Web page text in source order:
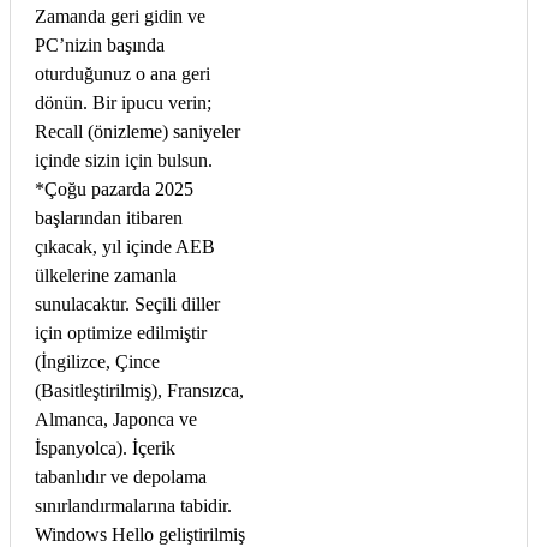
Zamanda geri gidin ve
PC’nizin başında
oturduğunuz o ana geri
dönün. Bir ipucu verin;
Recall (önizleme) saniyeler
içinde sizin için bulsun.
*Çoğu pazarda 2025
başlarından itibaren
çıkacak, yıl içinde AEB
ülkelerine zamanla
sunulacaktır. Seçili diller
için optimize edilmiştir
(İngilizce, Çince
(Basitleştirilmiş), Fransızca,
Almanca, Japonca ve
İspanyolca). İçerik
tabanlıdır ve depolama
sınırlandırmalarına tabidir.
Windows Hello geliştirilmiş